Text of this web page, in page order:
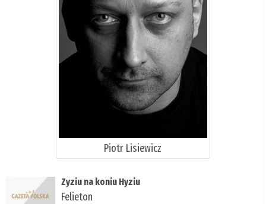
Piotr Lisiewicz
Zyziu na koniu Hyziu
Felieton